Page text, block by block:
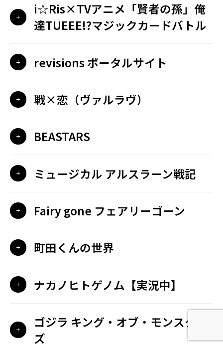
i☆Ris×TVアニメ「賢者の孫」俺
達TUEEE!?マジックカードバトル
revisions ポータルサイト
戦×恋（ヴァルラヴ）
BEASTARS
ミュージカル アルスラーン戦記
Fairy gone フェアリーゴーン
町田くんの世界
ナカノヒトゲノム【実況中】
ゴジラ キング・オブ・モンスター
ズ